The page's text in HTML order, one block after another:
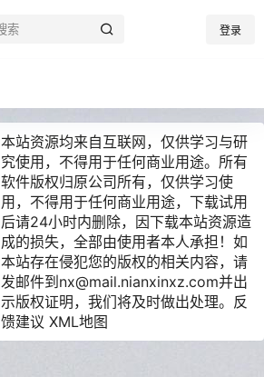
登录
本站资源均来自互联网，仅供学习与研
究使用，不得用于任何商业用途。所有
软件版权归原公司所有，仅供学习使
用，不得用于任何商业用途，下载试用
后请24小时内删除，因下载本站资源造
成的损失，全部由使用者本人承担！如
本站存在侵犯您的版权的相关内容，请
发邮件到nx@mail.nianxinxz.com并出
示版权证明，我们将及时做出处理。 反
馈建议 XML地图